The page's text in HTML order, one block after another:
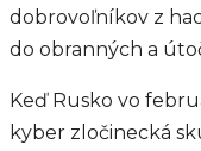
dobrovoľníkov z
do obranných a
Keď Rusko vo
kyber zločinecká